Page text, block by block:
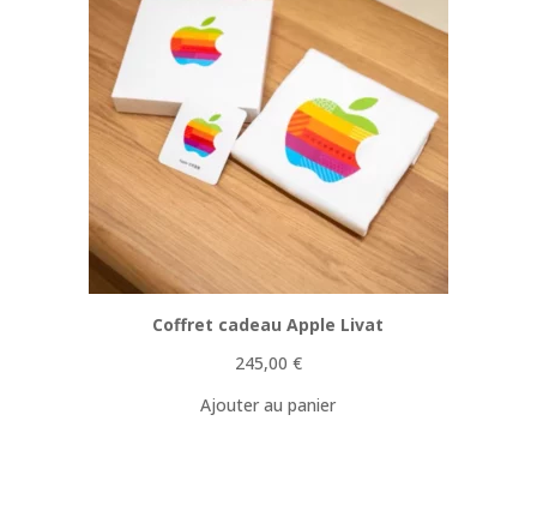
Coffret cadeau Apple Livat
245,00 €
Ajouter au panier